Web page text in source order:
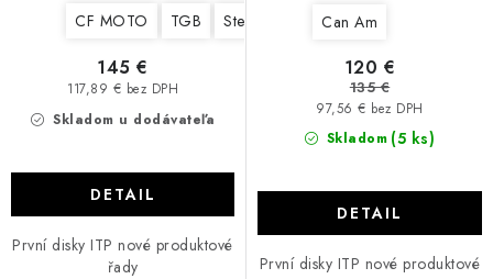
SEGWAY SNARLER AT6 AT5
Všeobecné obchodné podmienky
Reklamačný poriadok - formulár
CF MOTO TGB Stels Yamaha Suzuki
Skladom u dodávateľa
117,89 € bez DPH
145 €
DETAIL
První disky ITP nové produktové
řady
Can Am
Skladom (5 ks)
97,56 € bez DPH
120 €
135 €
DETAIL
První disky ITP nové produktové